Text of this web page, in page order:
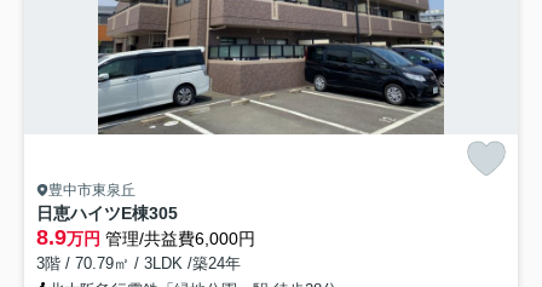
豊中市東泉丘
日恵ハイツE棟305
8.9万円 管理/共益費6,000円
3階 / 70.79㎡ / 3LDK /築24年